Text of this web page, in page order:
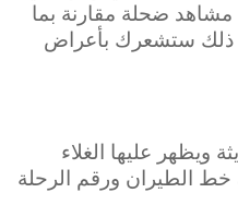
ضحلة مقارنة بما
ذلك ستشعرك بأعراض
ويظهر عليها الغلاء
خط الطيران ورقم الرحلة